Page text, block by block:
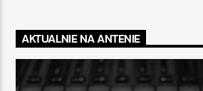
AKTUALNIE NA ANTENIE